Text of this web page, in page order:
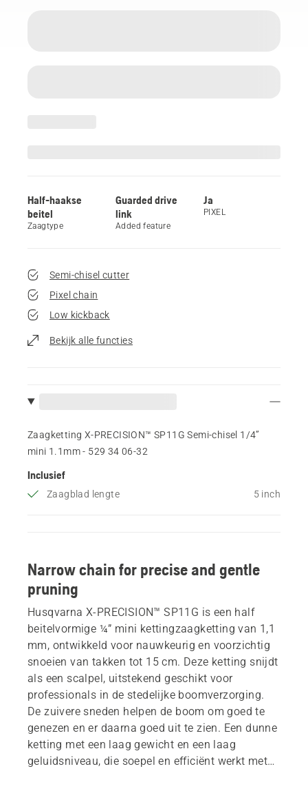
Half-haakse
beitel
Zaagtype
Guarded drive
link
Added feature
Ja
PIXEL
Semi-chisel cutter
Pixel chain
Low kickback
Bekijk alle functies
Zaagketting X-PRECISION™ SP11G Semi-chisel 1/4”
mini 1.1mm - 529 34 06‑32
Inclusief
Zaagblad lengte 5 inch
Narrow chain for precise and gentle
pruning
Husqvarna X-PRECISION™ SP11G is een half
beitelvormige ¼” mini kettingzaagketting van 1,1
mm, ontwikkeld voor nauwkeurig en voorzichtig
snoeien van takken tot 15 cm. Deze ketting snijdt
als een scalpel, uitstekend geschikt voor
professionals in de stedelijke boomverzorging.
De zuivere sneden helpen de boom om goed te
genezen en er daarna goed uit te zien. Een dunne
ketting met een laag gewicht en een laag
geluidsniveau, die soepel en efficiënt werkt met